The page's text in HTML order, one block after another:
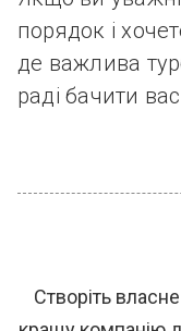
порядок і
де важлива
раді бачити
Створіть